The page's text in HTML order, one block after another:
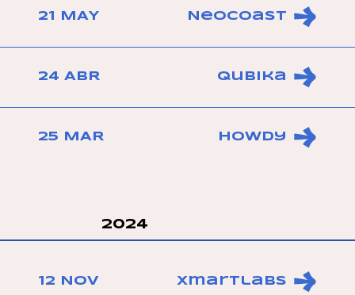
21 MAY Neocoast
24 ABR Qubika
25 MAR Howdy
2024
12 NOV Xmartlabs